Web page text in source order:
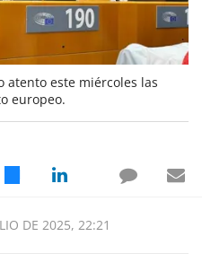
atento este miércoles las
europeo.
DE 2025, 22:21